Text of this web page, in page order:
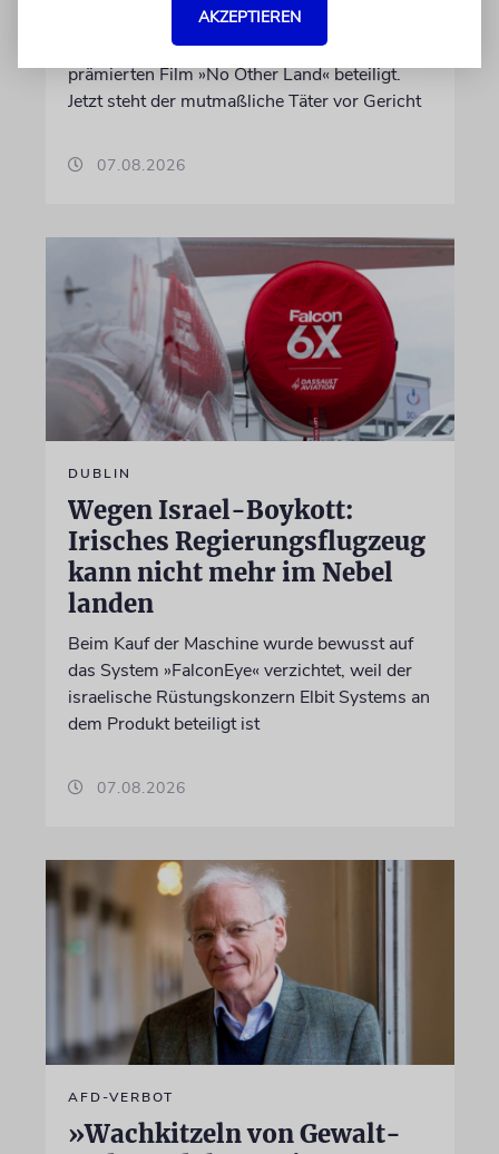
Der getötete Aktivist setzte sich gegen
Siedlergewalt ein und war an dem Oscar-
prämierten Film »No Other Land« beteiligt.
Jetzt steht der mutmaßliche Täter vor Gericht
07.08.2026
DUBLIN
Wegen Israel-Boykott:
Irisches Regierungsflugzeug
kann nicht mehr im Nebel
landen
Beim Kauf der Maschine wurde bewusst auf
das System »FalconEye« verzichtet, weil der
israelische Rüstungskonzern Elbit Systems an
dem Produkt beteiligt ist
07.08.2026
AFD-VERBOT
»Wachkitzeln von Gewalt-
AKZEPTIEREN